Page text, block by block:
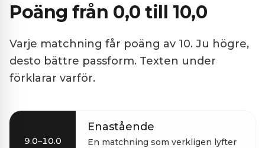
Poäng från 0,0 till 10,0
Varje matchning får poäng av 10. Ju högre,
desto bättre passform. Texten under
förklarar varför.
9.0–10.0
Enastående
En matchning som verkligen lyfter